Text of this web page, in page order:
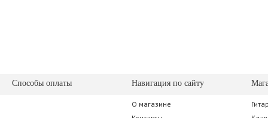
Способы оплаты Навигация по сайту
О магазине